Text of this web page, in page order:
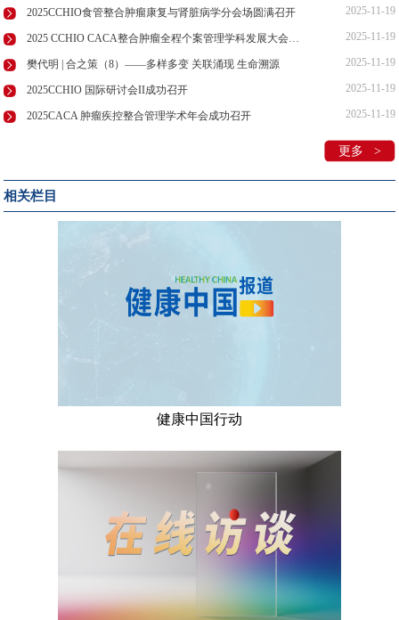
2025CCHIO食管整合肿瘤康复与肾脏病学分会场圆满召开 2025-11-19
2025 CCHIO CACA整合肿瘤全程个案管理学科发展大会在昆明召开 2025-11-19
樊代明 | 合之策（8）——多样多变 关联涌现 生命溯源 2025-11-19
2025CCHIO 国际研讨会II成功召开 2025-11-19
2025CACA 肿瘤疾控整合管理学术年会成功召开 2025-11-19
更多 >
相关栏目
健康中国行动